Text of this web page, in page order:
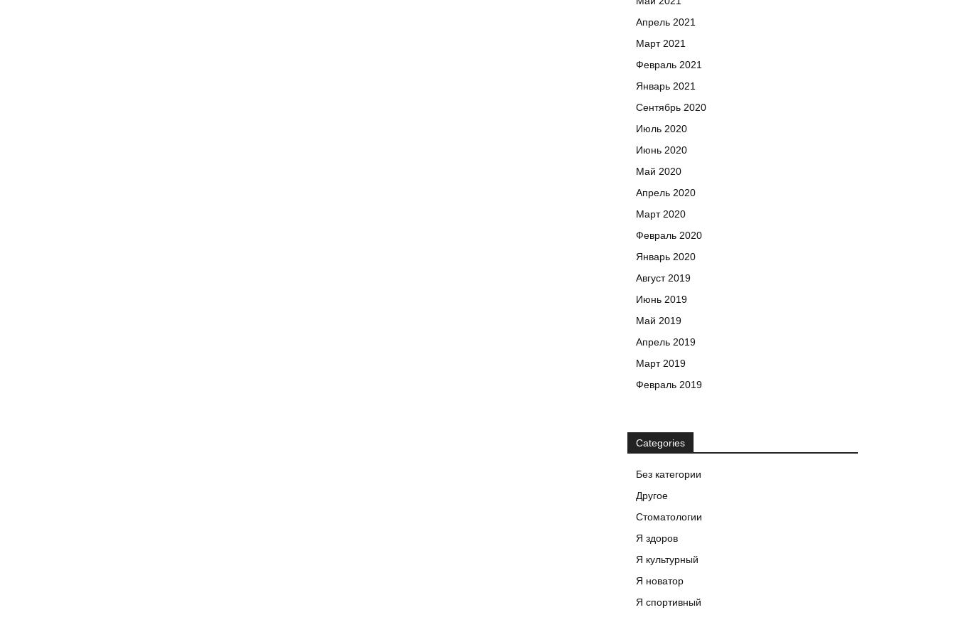
Апрель 2021
Март 2021
Февраль 2021
Январь 2021
Сентябрь 2020
Июль 2020
Июнь 2020
Май 2020
Апрель 2020
Март 2020
Февраль 2020
Январь 2020
Август 2019
Июнь 2019
Май 2019
Апрель 2019
Март 2019
Февраль 2019
Categories
Без категории
Другое
Стоматологии
Я здоров
Я культурный
Я новатор
Я спортивный